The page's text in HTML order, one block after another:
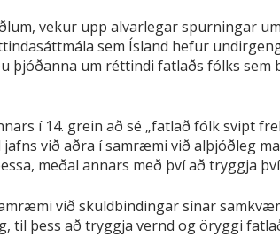
vekur upp alvarlegar spurningar
sem Ísland hefur
þjóðanna um réttindi fatlaðs fólks sem
í 14. grein að sé „fatlað fólk svipt
við aðra í samræmi við alþjóðleg
meðal annars með því að tryggja
við skuldbindingar sínar
til þess að tryggja vernd og öryggi